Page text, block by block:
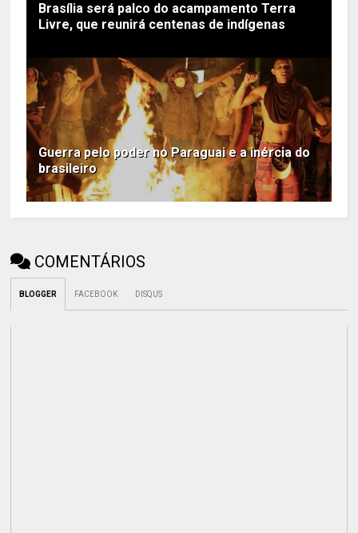
Brasília será palco do acampamento Terra
Livre, que reunirá centenas de indígenas
Guerra pelo poder no Paraguai e a inércia do
brasileiro
COMENTÁRIOS
BLOGGER FACEBOOK DISQUS